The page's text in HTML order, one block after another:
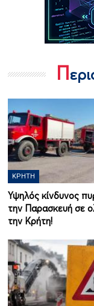
Π
ΚΡΉΤΗ
Υψηλός κίνδυνος
την Παρασκευή σε
την Κρήτη!